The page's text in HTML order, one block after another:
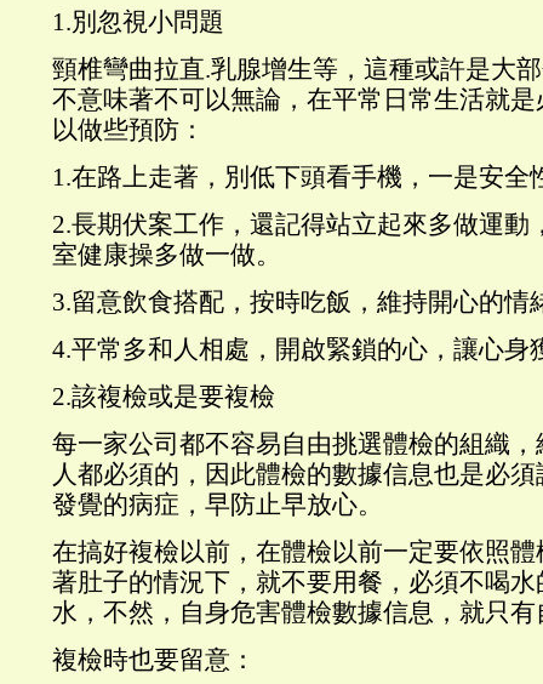
1.別忽視小問題
頸椎彎曲拉直.乳腺增生等，這種或許是大
不意味著不可以無論，在平常日常生活就
以做些預防：
1.在路上走著，別低下頭看手機，一是安全
2.長期伏案工作，還記得站立起來多做運動
室健康操多做一做。
3.留意飲食搭配，按時吃飯，維持開心的情
4.平常多和人相處，開啟緊鎖的心，讓心身
2.該複檢或是要複檢
每一家公司都不容易自由挑選體檢的組織
人都必須的，因此體檢的數據信息也是必
發覺的病症，早防止早放心。
在搞好複檢以前，在體檢以前一定要依照
著肚子的情況下，就不要用餐，必須不喝
水，不然，自身危害體檢數據信息，就只
複檢時也要留意：